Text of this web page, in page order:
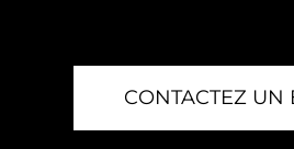
CONTACTEZ UN